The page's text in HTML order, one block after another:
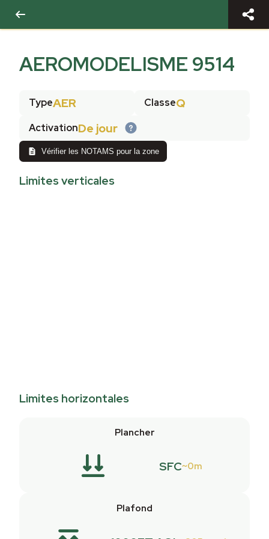
AEROMODELISME 9514
TypeAER ClasseQ
ActivationDe jour
Vérifier les NOTAMS pour la zone
Limites verticales
Limites horizontales
Plancher
SFC 0m
Plafond